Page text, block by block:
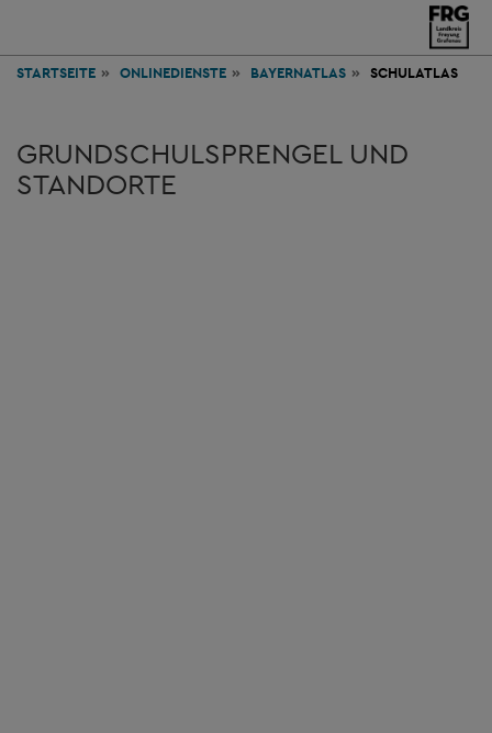
STARTSEITE ONLINEDIENSTE BAYERNATLAS SCHULATLAS
GRUNDSCHULSPRENGEL UND
STANDORTE